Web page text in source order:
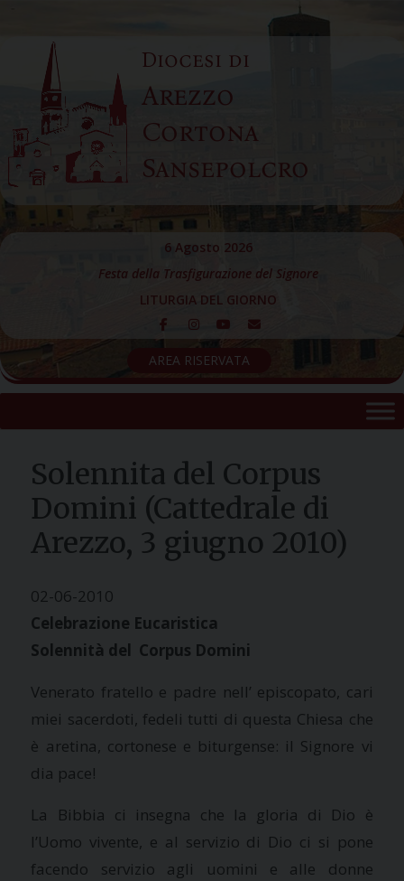
content
Diocesi di
Arezzo
Cortona
Sansepolcro
6 Agosto 2026
Festa della Trasfigurazione del Signore
LITURGIA DEL GIORNO
AREA RISERVATA
Solennita del Corpus
Domini (Cattedrale di
Arezzo, 3 giugno 2010)
02-06-2010
Celebrazione Eucaristica
Solennità del Corpus Domini
Venerato fratello e padre nell’ episcopato, cari
miei sacerdoti, fedeli tutti di questa Chiesa che
è aretina, cortonese e biturgense: il Signore vi
dia pace!
La Bibbia ci insegna che la gloria di Dio è
l’Uomo vivente, e al servizio di Dio ci si pone
facendo servizio agli uomini e alle donne